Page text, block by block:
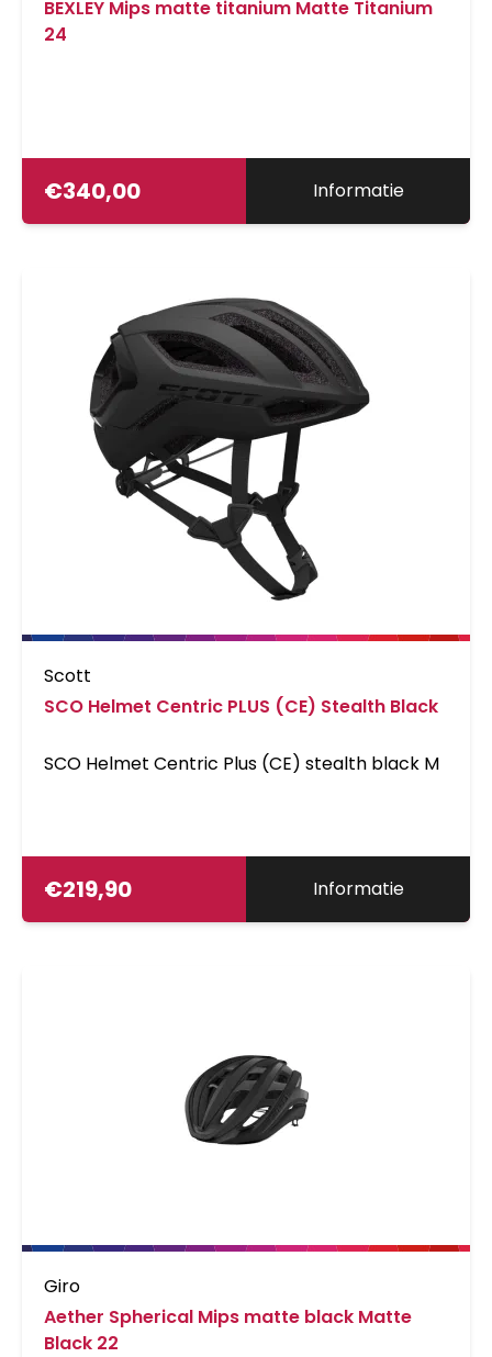
BEXLEY Mips matte titanium Matte Titanium
24
€340,00 Informatie
Scott
SCO Helmet Centric PLUS (CE) Stealth Black
SCO Helmet Centric Plus (CE) stealth black M
€219,90 Informatie
Giro
Aether Spherical Mips matte black Matte
Black 22